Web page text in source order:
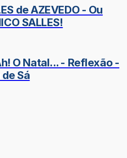
de AZEVEDO - Ou
SALLES!
O Natal... - Reflexão -
Sá